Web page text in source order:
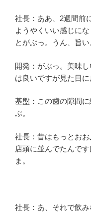
社長：ああ、2週間前
ようやくいい感じに
とがぶっ。うん、旨い
開発：がぶっ。美味
は良いですが見た目
基盤：この歯の隙間
ぶ。
社長：昔はもっとお
店頭に並んでたんで
ま。
社長：あ、それで飲